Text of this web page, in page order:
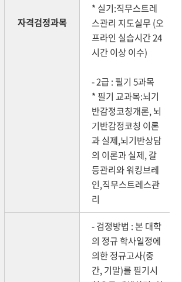
자격검정과목
* 실기:직무스트레
스관리 지도실무 (오
프라인 실습시간 24
시간 이상 이수)
- 2급 : 필기 5과목
* 필기 교과목:뇌기
반감정코칭개론, 뇌
기반감정코칭 이론
과 실제,뇌기반상담
의 이론과 실제, 갈
등관리와 워킹브레
인,직무스트레스관
리
- 검정방법 : 본 대학
의 정규 학사일정에
의한 정규고사(중
간, 기말)를 필기시